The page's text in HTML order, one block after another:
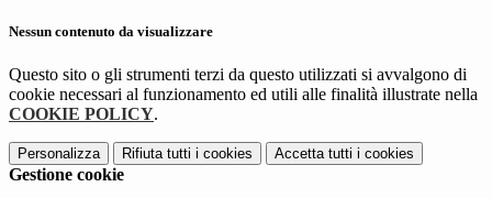
Nessun contenuto da visualizzare
Questo sito o gli strumenti terzi da questo utilizzati si avvalgono di
cookie necessari al funzionamento ed utili alle finalità illustrate nella
COOKIE POLICY.
Personalizza Rifiuta tutti i cookies Accetta tutti i cookies
Gestione cookie